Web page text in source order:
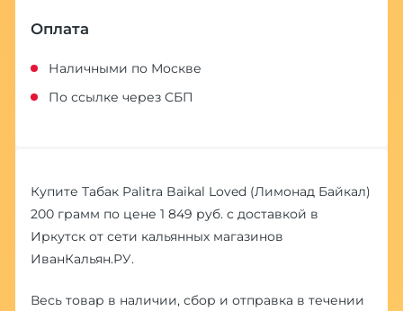
Оплата
Наличными по Москве
По ссылке через СБП
Купите Табак Palitra Baikal Loved (Лимонад Байкал)
200 грамм по цене 1 849 руб. с доставкой в
Иркутск от сети кальянных магазинов
ИванКальян.РУ.
Весь товар в наличии, сбор и отправка в течении